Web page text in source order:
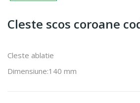
Cleste scos coroane
Cleste ablatie
Dimensiune:140 mm